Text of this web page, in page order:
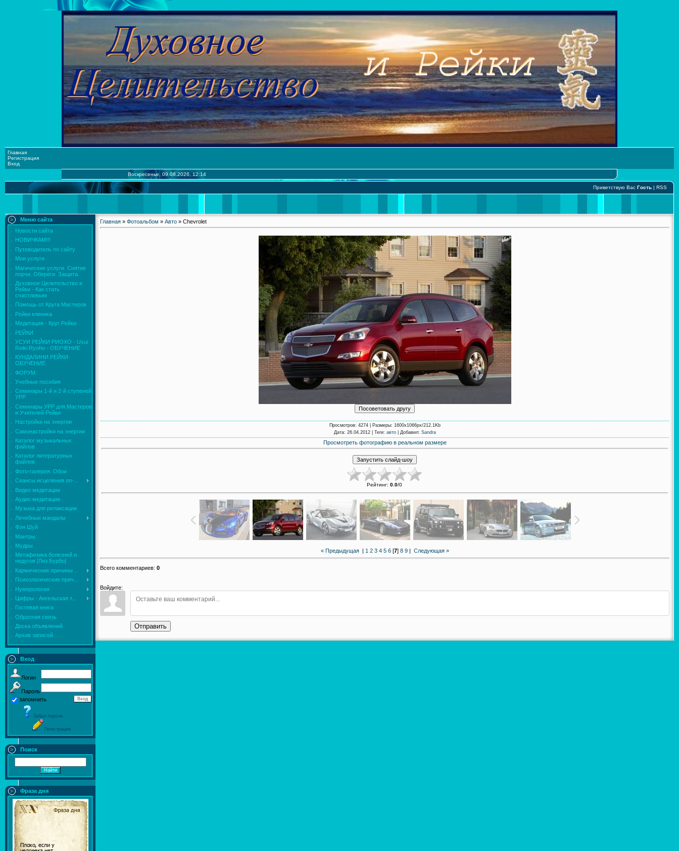
Главная
Регистрация
Вход
Воскресенье, 09.08.2026, 12:14
Приветствую Вас Гость | RSS
Меню сайта
Новости сайта
НОВИЧКАМ!!!
Путеводитель по сайту
Мои услуги
Магические услуги. Снятие
порчи. Обереги. Защита.
Духовное Целительство и
Рейки - Как стать
счастливым
Помощь от Круга Мастеров
Рейки клиника
Медитация - Круг Рейки
РЕЙКИ
УСУИ РЕЙКИ РИОХО - Usui
Reiki Ryoho - ОБУЧЕНИЕ
КУНДАЛИНИ РЕЙКИ-
ОБУЧЕНИЕ
ФОРУМ
Учебные пособия
Семинары 1-й и 2-й ступеней
УРР
Семинары УРР для Мастеров
и Учителей Рейки
Настройки на энергии
Самонастройки на энергии
Каталог музыкальных
файлов
Каталог литературных
файлов
Фото-галерея. Обои
Сеансы исцеления on-...
Видео медитации
Аудио медитации
Музыка для релаксации
Лечебные мандалы
Фэн Шуй
Мантры
Мудры
Mетафизика болезней и
недугов [Лиз Бурбо]
Кармические причины ...
Психологические прич...
Нумерология
Цифры - Ангельская т...
Гостевая книга
Обратная связь
Доска объявлений
Архив записей
Вход
Логин
Пароль
запомнить
Забыл пароль
Регистрация
Поиск
Фраза дня
Главная » Фотоальбом » Авто » Chevrolet
Просмотров: 4274 | Размеры: 1600x1066px/212.1Kb
Дата: 26.04.2012 | Теги: авто| Добавил: Sandra
Просмотреть фотографию в реальном размере
Рейтинг: 0.0/0
« Предыдущая| 1 2 3 4 5 6[7] 8 9| Следующая »
Всего комментариев: 0
Войдите:
Отправить